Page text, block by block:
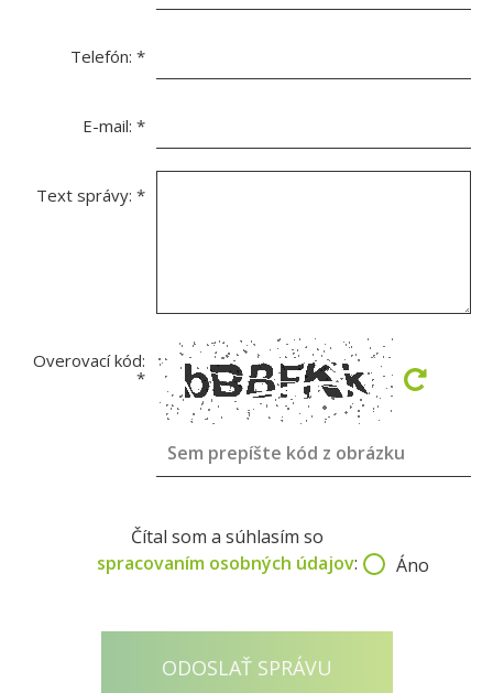
Telefón: *
E-mail: *
Text správy: *
Overovací kód:
*
Čítal som a súhlasím so
spracovaním osobných údajov: Áno